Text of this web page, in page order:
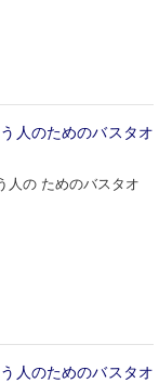
人のためのバスタオ
人の ためのバスタオ
人のためのバスタオ